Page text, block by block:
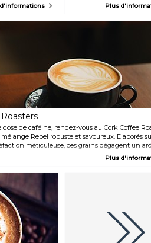
de
pour son café. Cette
déjeuner aux habitants
incluent le petit-déjeuner
irlandais complet et les
aux épinards et aux
champignons.
Plus
de caféine, rendez-vous au Cork Coffee
Rebel robuste et savoureux. Elaborés
méticuleuse, ces grains dégagent un
à coup sûr les amateurs de café. Niché dans
délicieux gâteaux.
Plus